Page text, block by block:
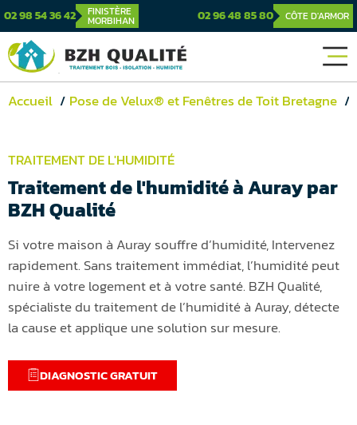
02 98 54 36 42 FINISTÈRE
MORBIHAN 02 96 48 85 80 CÔTE D'ARMOR
Accueil Pose de Velux® et Fenêtres de Toit Bretagne
TRAITEMENT DE L'HUMIDITÉ
Traitement de l'humidité à Auray par
BZH Qualité
Si votre maison à Auray souffre d’humidité, Intervenez
rapidement. Sans traitement immédiat, l’humidité peut
nuire à votre logement et à votre santé. BZH Qualité,
spécialiste du traitement de l’humidité à Auray, détecte
la cause et applique une solution sur mesure.
DIAGNOSTIC GRATUIT